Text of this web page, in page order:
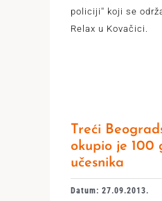
policiji'' koji se
Relax u Kovačici.
Treći
okupio je 100
učesnika
Datum: 27.09.2013.